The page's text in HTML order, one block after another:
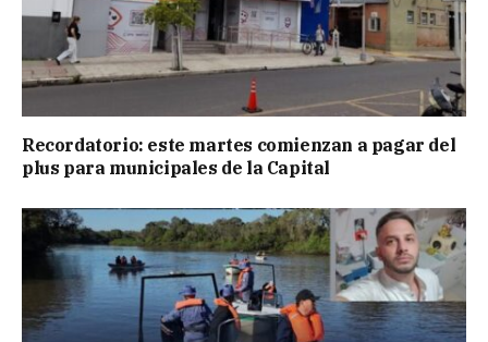
Recordatorio: este martes comienzan a pagar del
plus para municipales de la Capital